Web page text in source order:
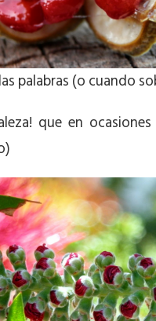
palabras (o cuando
que en